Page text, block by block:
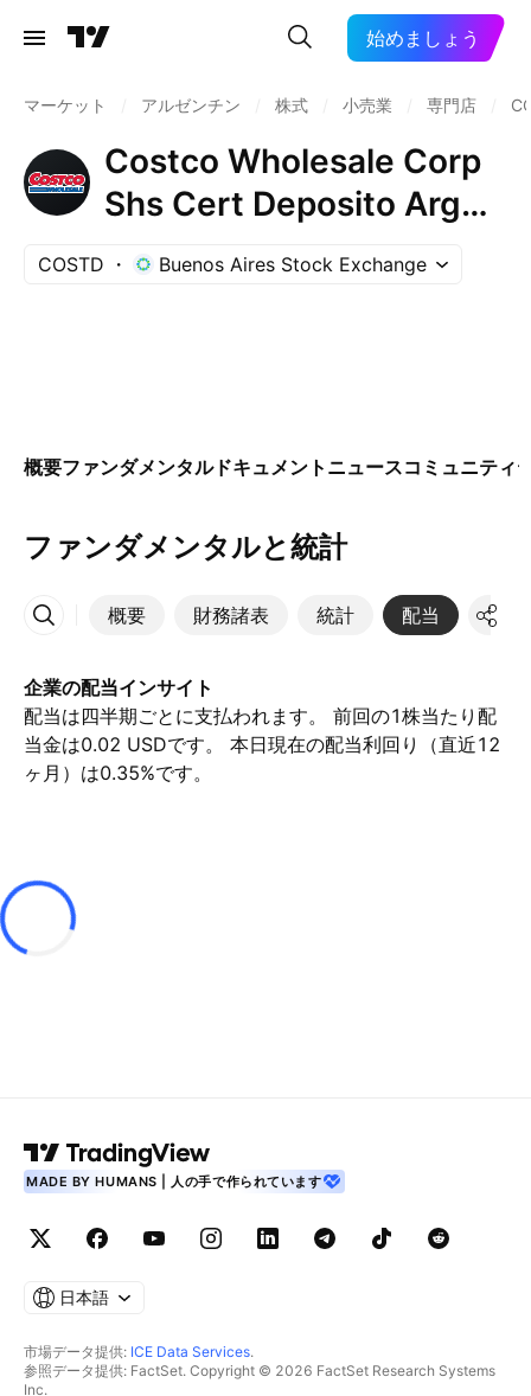
始めましょう
マーケット アルゼンチン 株式 小売業 専門店
Costco Wholesale Corp
Shs Cert Deposito Arg
Repr 0.020833333 Shs
COSTD Buenos Aires Stock Exchange
概要ファンダメンタルドキュメント ニュースコミュニティ
ファンダメンタルと統計
概要 財務諸表 統計 配当 決算
その他
企業の配当インサイト
配当は四半期ごとに支払われます。 前回の1株当たり配
当金は0.02 USDです。 本日現在の配当利回り（直近12
ヶ月）は0.35%です。
MADE BY HUMANS | 人の手で作られています
日本語
市場データ提供: ICE Data Services.
参照データ提供: FactSet. Copyright © 2026 FactSet Research Systems
Inc.